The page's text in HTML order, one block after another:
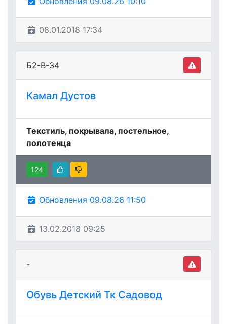
08.01.2018 17:34
Б2-В-34
Камал Дустов
Текстиль, покрывала, постельное,
полотенца
124
Обновления 09.08.26 11:50
13.02.2018 09:25
-
Обувь Детский Тк Садовод